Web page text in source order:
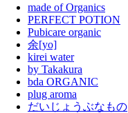
made of Organics
PERFECT POTION
Pubicare organic
余[yo]
kirei water
by Takakura
bda ORGANIC
plug aroma
だいじょうぶなもの